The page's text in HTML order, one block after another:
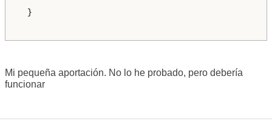
}
Mi pequeña aportación. No lo he probado, pero debería
funcionar